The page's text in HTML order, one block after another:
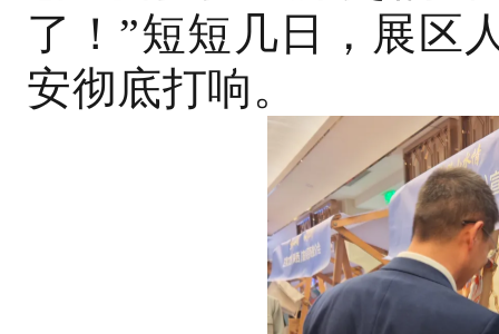
了！”短短几日，展区
安彻底打响。